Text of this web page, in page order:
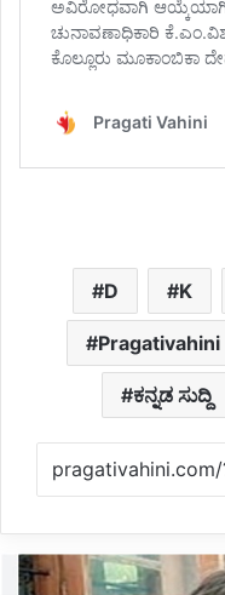
D K
ಕನ್ನಡ ಸುದ್ದಿ